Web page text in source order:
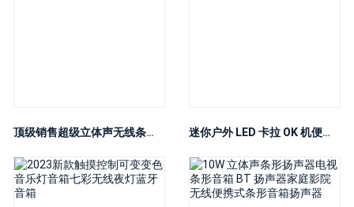
顶级销售超级立体声无线条形音箱扬声器 5.1 家庭影院功放系统扬声器喇叭 迷你户外 LED 卡拉 OK 机便携式扩音器蓝牙无线 KTV 扬声器，带 2 个麦克风，适合成人和儿童